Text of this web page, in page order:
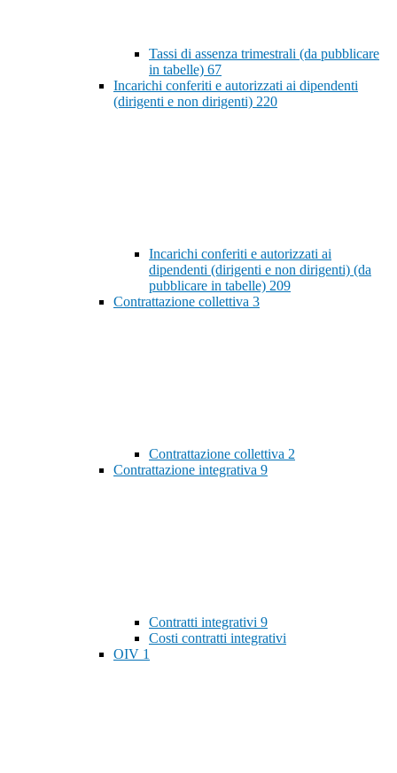
Tassi di assenza trimestrali (da pubblicare
in tabelle) 67
Incarichi conferiti e autorizzati ai dipendenti
(dirigenti e non dirigenti) 220
Incarichi conferiti e autorizzati ai
dipendenti (dirigenti e non dirigenti) (da
pubblicare in tabelle) 209
Contrattazione collettiva 3
Contrattazione collettiva 2
Contrattazione integrativa 9
Contratti integrativi 9
Costi contratti integrativi
OIV 1